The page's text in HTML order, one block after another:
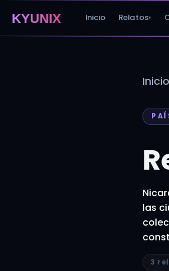
KYUNIX Inicio Relatos▾
Inicio
las
3